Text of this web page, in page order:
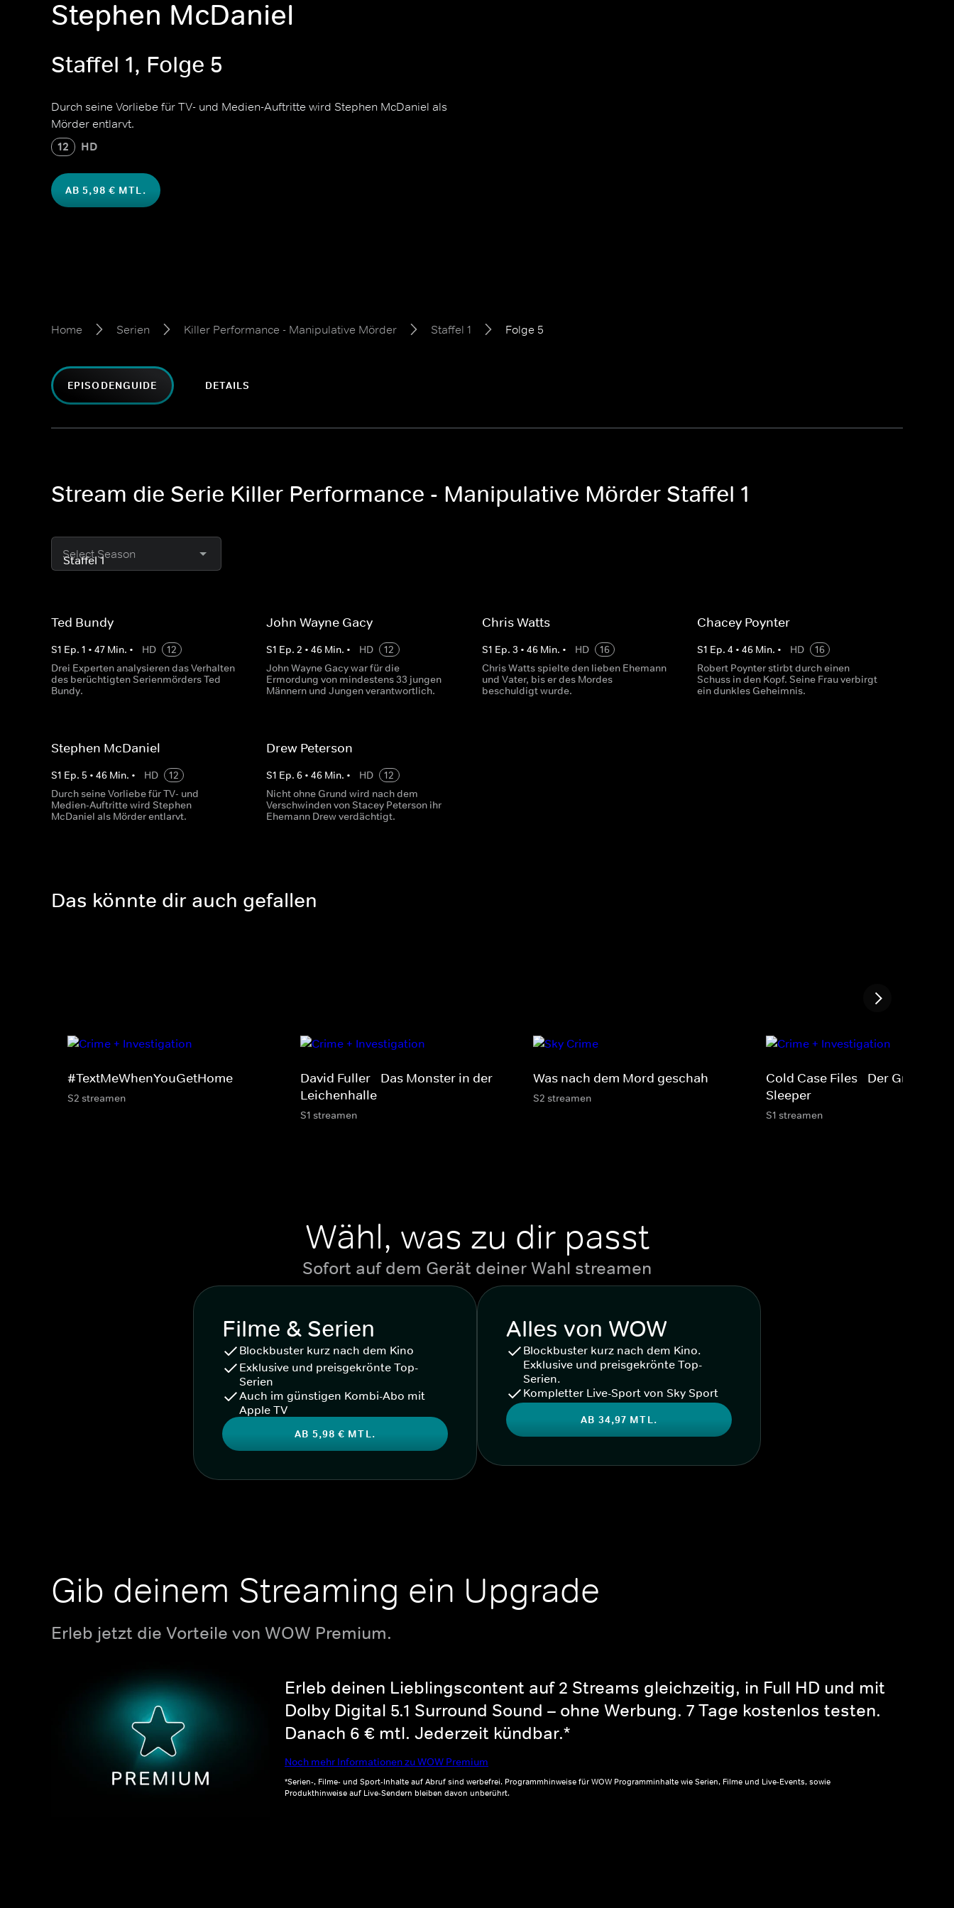
Stephen McDaniel
Staffel 1, Folge 5
Durch seine Vorliebe für TV- und Medien-Auftritte wird Stephen McDaniel als
Mörder entlarvt.
12 HD
AB 5,98 € MTL.
Home Serien Killer Performance - Manipulative Mörder Staffel 1 Folge 5
EPISODENGUIDE DETAILS
Stream die Serie Killer Performance - Manipulative Mörder Staffel 1
Select Season
Ted Bundy
S1 Ep. 1 • 47 Min. • HD
12
Drei Experten analysieren das Verhalten
des berüchtigten Serienmörders Ted
Bundy.
John Wayne Gacy
S1 Ep.2 •46 Min. • HD
12
John Wayne Gacy war für die
Ermordung von mindestens 33 jungen
Männern und Jungen verantwortlich.
Chris Watts
S1 Ep. 3 • 46Min. • HD
16
Chris Watts spielte den lieben Ehemann
und Vater, bis er des Mordes
beschuldigt wurde.
Chacey Poynter
S1 Ep. 4 • 46Min. • HD
16
Robert Poynter stirbt durch einen
Schuss in den Kopf. Seine Frau verbirgt
ein dunkles Geheimnis.
Stephen McDaniel
S1 Ep. 5 • 46 Min. • HD
12
Durch seine Vorliebe für TV- und
Medien-Auftritte wird Stephen
McDaniel als Mörder entlarvt.
Drew Peterson
S1 Ep.6 •46 Min. • HD
12
Nicht ohne Grund wird nach dem
Verschwinden von Stacey Peterson ihr
Ehemann Drew verdächtigt.
Das könnte dir auch gefallen
#TextMeWhenYouGetHome
S2 streamen
David Fuller - Das Monster in der
Leichenhalle
S1 streamen
Was nach dem Mord geschah
S2 streamen
Cold Case Files - Der Grim
Sleeper
S1 streamen
Wähl, was zu dir passt
Sofort auf dem Gerät deiner Wahl streamen
Filme & Serien
Blockbuster kurz nach dem Kino
Exklusive und preisgekrönte Top-
Serien
Auch im günstigen Kombi-Abo mit
Apple TV
AB 5,98 € MTL.
Alles von WOW
Blockbuster kurz nach dem Kino.
Exklusive und preisgekrönte Top-
Serien.
Kompletter Live-Sport von Sky Sport
AB 34,97 MTL.
Gib deinem Streaming ein Upgrade
Erleb jetzt die Vorteile von WOW Premium.
Erleb deinen Lieblingscontent auf 2 Streams gleichzeitig, in Full HD und mit
Dolby Digital 5.1 Surround Sound – ohne Werbung. 7 Tage kostenlos testen.
Danach 6 € mtl. Jederzeit kündbar.*
Noch mehr Informationen zu WOW Premium
*Serien-, Filme- und Sport-Inhalte auf Abruf sind werbefrei. Programmhinweise für WOW Programminhalte wie Serien, Filme und Live-Events, sowie
Produkthinweise auf Live-Sendern bleiben davon unberührt.